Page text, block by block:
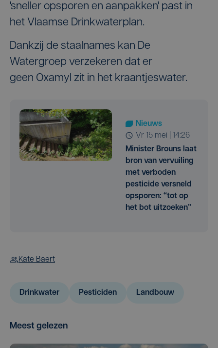
'sneller opsporen en aanpakken' past in
het Vlaamse Drinkwaterplan.
Dankzij de staalnames kan De
Watergroep verzekeren dat er
geen Oxamyl zit in het kraantjeswater.
Nieuws
vr 15 mei | 14:26
Minister Brouns laat
bron van vervuiling
met verboden
pesticide versneld
opsporen: “tot op
het bot uitzoeken”
Kate Baert
Drinkwater Pesticiden Landbouw
Meest gelezen